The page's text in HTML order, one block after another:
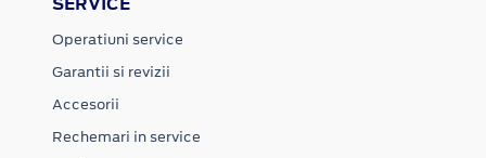
Operatiuni service
Garantii si revizii
Accesorii
Rechemari in service